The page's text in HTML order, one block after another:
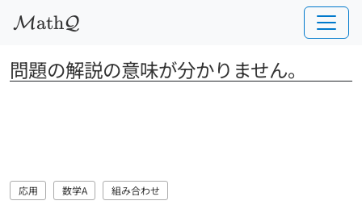
MathQ
問題の解説の意味が分かりません。
応用 数学A 組み合わせ